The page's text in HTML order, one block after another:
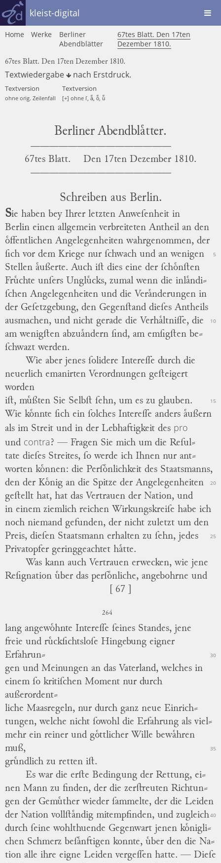
kleist-digital
Home Werke
Berliner
Abendblätter
67tes Blatt. Den 17ten
Dezember 1810.
67tes Blatt. Den 17ten Dezember 1810.
Textwiedergabe nach Erstdruck.
Textversion
ohne orig. Zeilenfall
Textversion
[+] ohne ſ, aͤ, oͤ, uͤ
Berliner Abendblaͤtter.
67tes Blatt. Den 17ten Dezember 1810.
Schreiben aus Berlin.
Sie haben bey Ihrer letzten Anweſenheit in
Berlin einen allgemein verbreiteten Antheil an den
oͤffentlichen Angelegenheiten wahrgenommen, der
ſich vor dem Kriege nur ſchwach und an wenigen
5
Stellen aͤußerte. Auch iſt dies eine der ſchoͤnſten
Fruͤchte unſers Ungluͤcks, zumal wenn die inlaͤndi⸗
ſchen Angelegenheiten und die Veraͤnderungen in
der Geſetzgebung, den Gegenſtand dieſes Antheils
ausmachen, und nicht gerade die Verhaͤltniſſe, die
10
am wenigſten abzuaͤndern ſind, am emſigſten be⸗
ſchwazt werden.
Wie aber jenes ſolidere Intereſſe durch die
neuerlich emanirten Verordnungen geſteigert
worden
iſt, muͤßten Sie Selbſt ſehn, um es zu glauben.
15
Wie koͤnnte ſich ein ſolches Intereſſe anders aͤußern
als im Streit und in der Lebhaftigkeit des pro
und contra? — Fragen Sie mich um die Reſul⸗
tate dieſes Streites, ſo werde ich Ihnen nur ant⸗
worten koͤnnen: die Perſoͤnlichkeit des Staatsmanns,
20
den der Koͤnig an die Spitze der Angelegenheiten
geſtellt hat, hat das Vertrauen der Nation, und
in einem ziemlich reichen Wirkungskreiſe habe ich
noch niemand gefunden, der nicht zuletzt um den
Preis, dieſen Staatsmann erhalten zu ſehn, jedes
25
Privatopfer geringgeachtet haͤtte.
Was kann auch Vertrauen erwecken, wie jene
Reſignation uͤber das perſoͤnliche, angebohrne und
[ 67 ]
264
lang angewoͤhnte Intereſſe ſeines Standes, jene
freie und ruͤckſichtsloſe Hingebung eigner
Erfahrun⸗ 30
gen und Meinungen an das Vaterland, welches in
einem ſo kritiſchen Moment nur durch
außerordent⸗
liche Maasregeln, nur durch ganz neue Einrich⸗
tungen, welche nicht ſowohl die Erfahrung als viel⸗
mehr ein reiner und goͤttlicher Wille bewaͤhren
muß,
35
gruͤndlich zu retten iſt.
Es war die erſte Bedingung der Rettung, ei⸗
nen Mann zu finden, der die zerſtreuten Richtun⸗
gen der Gemuͤther wieder ſammelte, der die Leiden
der Nation vollſtaͤndig mitempfinden, und zugleich40
durch ſeine wohlthuende Gegenwart jenen koͤnigli⸗
chen Schmerz beſaͤnftigen konnte, uͤber den die Na⸗
tion alle ihre eigne Leiden vergeſſen hatte. — Dieſe